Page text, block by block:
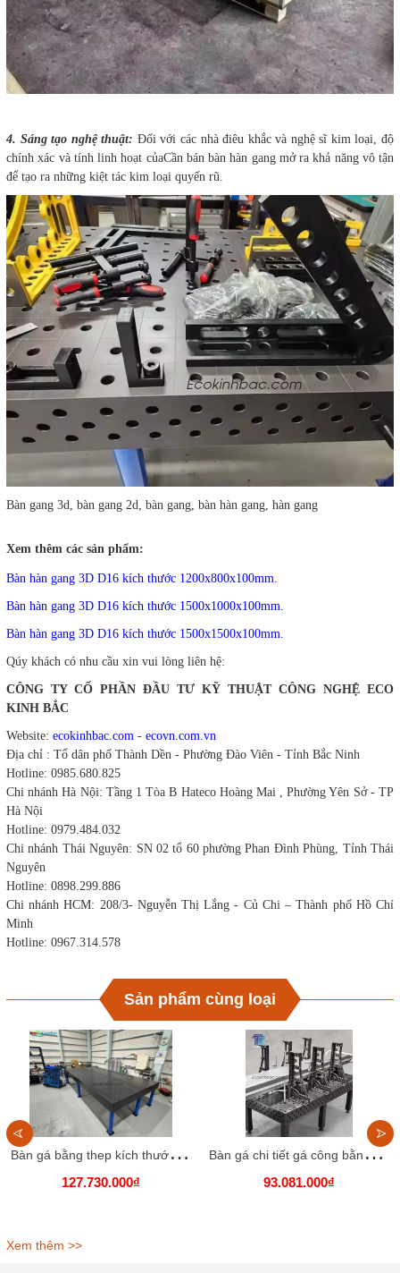
4. Sáng tạo nghệ thuật: Đối với các nhà điêu khắc và nghệ sĩ kim loại, độ
chính xác và tính linh hoạt củaCần bán bàn hàn gang mở ra khả năng vô tận
để tạo ra những kiệt tác kim loại quyến rũ.
Bàn gang 3d, bàn gang 2d, bàn gang, bàn hàn gang, hàn gang
Xem thêm các sản phẩm:
Bàn hàn gang 3D D16 kích thước 1200x800x100mm.
Bàn hàn gang 3D D16 kích thước 1500x1000x100mm.
Bàn hàn gang 3D D16 kích thước 1500x1500x100mm.
Qúy khách có nhu cầu xin vui lòng liên hệ:
CÔNG TY CỔ PHẦN ĐẦU TƯ KỸ THUẬT CÔNG NGHỆ ECO
KINH BẮC
Website: ecokinhbac.com - ecovn.com.vn
Địa chỉ : Tổ dân phố Thành Dền - Phường Đào Viên - Tỉnh Bắc Ninh
Hotline: 0985.680.825
Chi nhánh Hà Nội: Tầng 1 Tòa B Hateco Hoàng Mai , Phường Yên Sở - TP
Hà Nội
Hotline: 0979.484.032
Chi nhánh Thái Nguyên: SN 02 tổ 60 phường Phan Đình Phùng, Tỉnh Thái
Nguyên
Hotline: 0898.299.886
Chi nhánh HCM: 208/3- Nguyễn Thị Lắng - Củ Chi – Thành phố Hồ Chí
Minh
Hotline: 0967.314.578
Sản phẩm cùng loại
B
àn gá bằng thep kích thước 2400x1200 lỗ D28
127.730.000₫
B
àn gá chi tiết gá công bằng gang, kích thước 2000x1500 lỗ D16
93.081.000₫
Xem thêm >>